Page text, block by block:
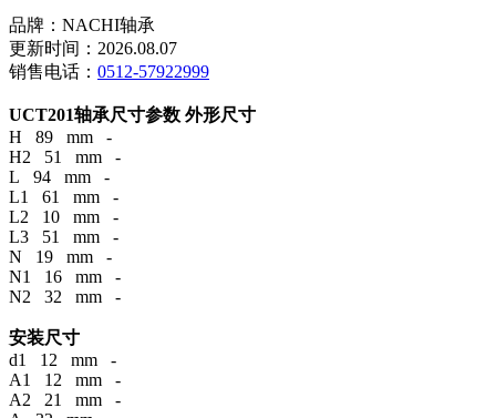
品牌：NACHI轴承
更新时间：2026.08.07
销售电话： 0512-57922999
UCT201轴承尺寸参数 外形尺寸
H 89 mm -
H2 51 mm -
L 94 mm -
L1 61 mm -
L2 10 mm -
L3 51 mm -
N 19 mm -
N1 16 mm -
N2 32 mm -
安装尺寸
d1 12 mm -
A1 12 mm -
A2 21 mm -